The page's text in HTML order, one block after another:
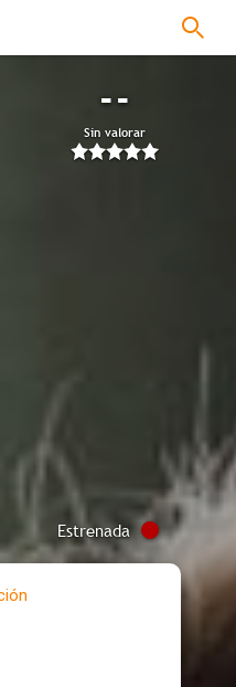
--
Sin valorar
Estrenada